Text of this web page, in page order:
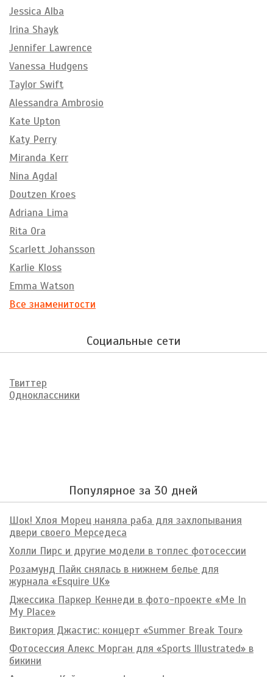
Jessica Alba
Irina Shayk
Jennifer Lawrence
Vanessa Hudgens
Taylor Swift
Alessandra Ambrosio
Kate Upton
Katy Perry
Miranda Kerr
Nina Agdal
Doutzen Kroes
Adriana Lima
Rita Ora
Scarlett Johansson
Karlie Kloss
Emma Watson
Все знаменитости
Социальные сети
Твиттер
Одноклассники
Популярное за 30 дней
Шок! Хлоя Морец наняла раба для захлопывания
двери своего Мерседеса
Холли Пирс и другие модели в топлес фотосессии
Розамунд Пайк снялась в нижнем белье для
журнала «Esquire UK»
Джессика Паркер Кеннеди в фото-проекте «Me In
My Place»
Виктория Джастис: концерт «Summer Break Tour»
Фотосессия Алекс Морган для «Sports Illustrated» в
бикини